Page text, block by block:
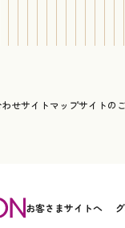
せサイトマップサイトの
お客さまサイトへ